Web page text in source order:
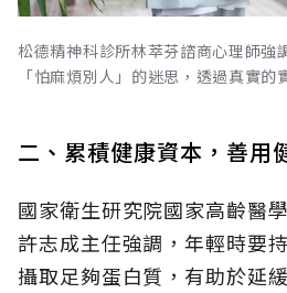
松德精神科診所林萃芬諮商心理師強
「怕麻煩別人」的迷思，透過真實的
二、累積健康資本，善用
國家衛生研究院國家高齡醫
許志成主任強調，年輕時要
攝取足夠蛋白質，有助於延